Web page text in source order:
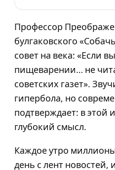
Профессор
булгаковского
совет на века: «Если
пищеварении… не
советских газет».
гипербола, но
подтверждает: в этой
глубокий смысл.
Каждое утро
день с лент новостей,